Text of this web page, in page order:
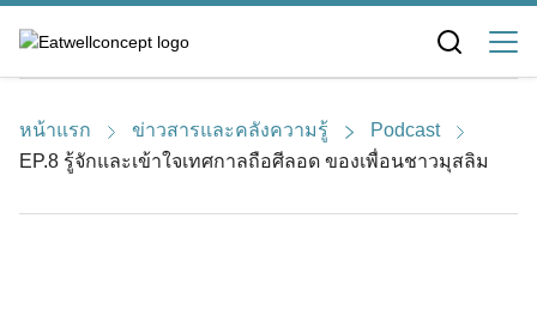
content
หน้าแรก ข่าวสารและคลังความรู้
Podcast
EP.8 รู้จักและเข้าใจเทศกาลถือศีลอด ของเพื่อนชาวมุสลิม